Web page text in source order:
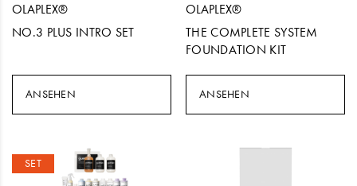
OLAPLEX®
NO.3 PLUS INTRO SET
ANSEHEN
OLAPLEX®
THE COMPLETE SYSTEM
FOUNDATION KIT
ANSEHEN
SET